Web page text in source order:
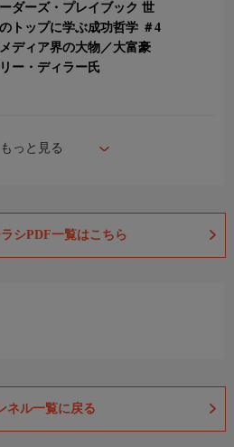
ダーズ・プレイブック 世
トップに学ぶ成功哲学 ＃4
ディア界の大物／大富豪
ー・ディラー氏
もっと見る
シPDF一覧はこちら
ネル一覧に戻る